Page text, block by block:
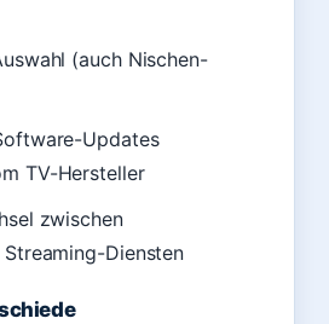
(auch Nischen-
Updates
TV-Hersteller
zwischen
Diensten